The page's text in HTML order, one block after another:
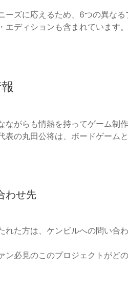
ーズに応えるため、6つの異な
エディションも含まれています
ながらも情熱を持ってゲーム制
表の丸田公将は、ボードゲーム
わせ先
れた方は、ケンビルへの問い合
ン必見のこのプロジェクトがど